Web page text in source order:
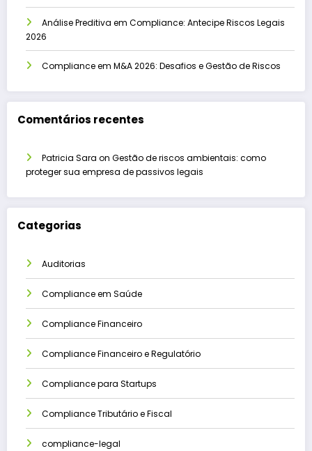
Análise Preditiva em Compliance: Antecipe Riscos Legais
2026
Compliance em M&A 2026: Desafios e Gestão de Riscos
Comentários recentes
Patricia Sara on Gestão de riscos ambientais: como
proteger sua empresa de passivos legais
Categorias
Auditorias
Compliance em Saúde
Compliance Financeiro
Compliance Financeiro e Regulatório
Compliance para Startups
Compliance Tributário e Fiscal
compliance-legal